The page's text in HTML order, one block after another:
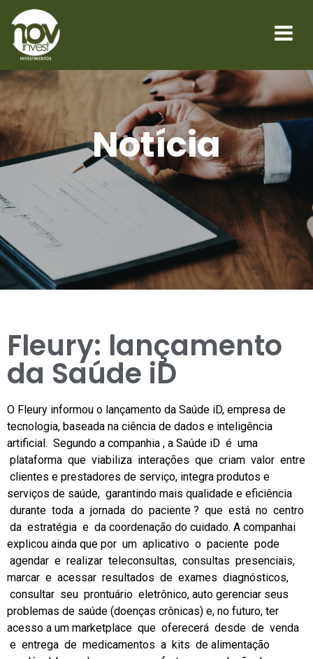
Notícia
Fleury: lançamento
da Saúde iD
O Fleury informou o lançamento da Saúde iD, empresa de
tecnologia, baseada na ciência de dados e inteligência
artificial. Segundo a companhia , a Saúde iD é uma
plataforma que viabiliza interações que criam valor entre
clientes e prestadores de serviço, integra produtos e
serviços de saúde, garantindo mais qualidade e eficiência
durante toda a jornada do paciente ? que está no centro
da estratégia e da coordenação do cuidado. A companhai
explicou ainda que por um aplicativo o paciente pode
agendar e realizar teleconsultas, consultas presenciais,
marcar e acessar resultados de exames diagnósticos,
consultar seu prontuário eletrônico, auto gerenciar seus
problemas de saúde (doenças crônicas) e, no futuro, ter
acesso a um marketplace que oferecerá desde de venda
e entrega de medicamentos a kits de alimentação